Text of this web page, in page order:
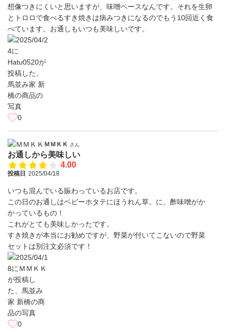
想像つきにくいと思いますが、味噌ベースなんです。それを生卵
とトロロで食べるすき焼きは病みつきになるのでもう10回近く食
べています。お通しもいつも美味しいです。
0
ＭＭＫＫ さん
お通しから美味しい
4.00
投稿日 2025/04/18
いつも混んでいる賑わっているお店です。
この日のお通しはベビーホタテにほうれん草。に、酢味噌がか
かっているもの！
これがとても美味しかったです。
すき焼きが本当にお勧めですが、野菜が付いてこないので野菜
セットは別注文必須です！
0